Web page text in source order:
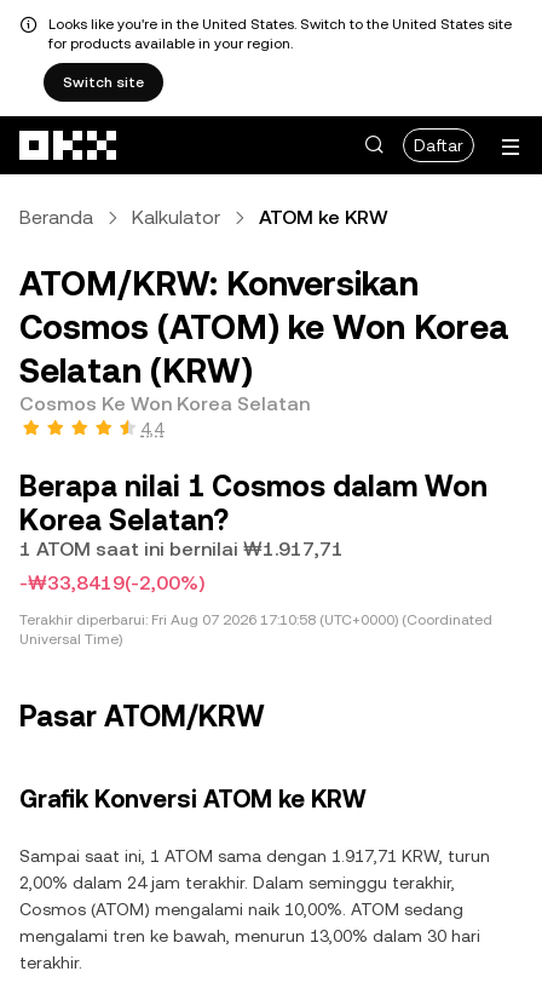
Looks like you're in the United States. Switch to the United States site
for products available in your region.
Switch site
Daftar
Beranda Kalkulator ATOM ke KRW
ATOM/KRW: Konversikan
Cosmos (ATOM) ke Won Korea
Selatan (KRW)
Cosmos Ke Won Korea Selatan
4,4
Berapa nilai 1 Cosmos dalam Won
Korea Selatan?
1 ATOM saat ini bernilai ₩1.917,71
-₩33,8419(-2,00%)
Terakhir diperbarui: Fri Aug 07 2026 17:10:58 (UTC+0000) (Coordinated
Universal Time)
Pasar ATOM/KRW
Grafik Konversi ATOM ke KRW
Sampai saat ini, 1 ATOM sama dengan 1.917,71 KRW, turun
2,00% dalam 24 jam terakhir. Dalam seminggu terakhir,
Cosmos (ATOM) mengalami naik 10,00%. ATOM sedang
mengalami tren ke bawah, menurun 13,00% dalam 30 hari
terakhir.